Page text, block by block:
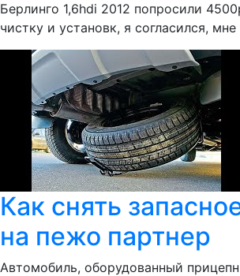
Берлинго 1,6hdi 2012 попросили
чистку и установк, я согласился, мне
Как снять
на пежо партнер
Автомобиль, оборудованный